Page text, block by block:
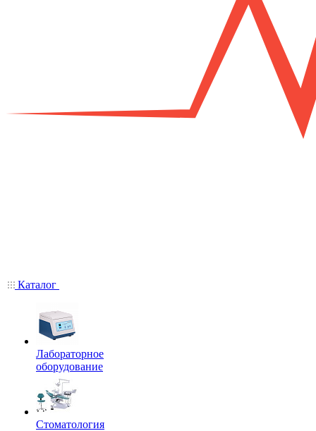
Каталог
Лабораторное
оборудование
Стоматология